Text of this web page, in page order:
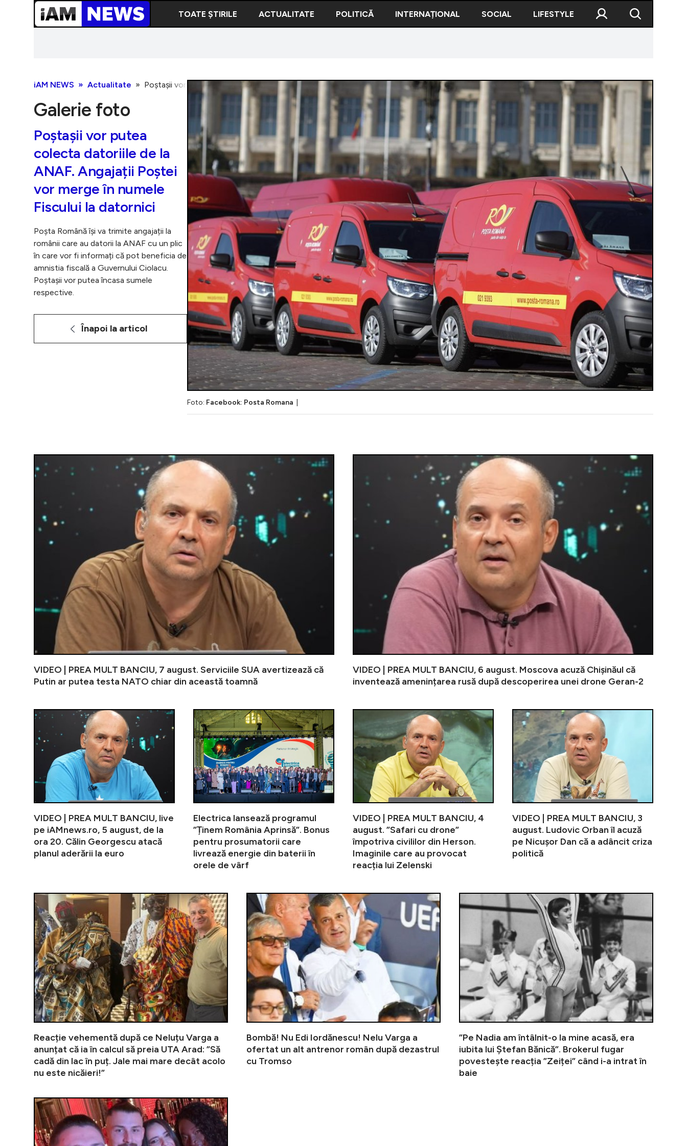
TOATE ȘTIRILE ACTUALITATE POLITICĂ INTERNAȚIONAL SOCIAL LIFESTYLE
iAM NEWS Actualitate Poștașii vor putea colecta datoriile de la ANAF. Angajații Poștei vor merge în numele Fiscului la datornici
Galerie foto
Poștașii vor putea
colecta datoriile de la
ANAF. Angajații Poștei
vor merge în numele
Fiscului la datornici
Poșta Română își va trimite angajații la
românii care au datorii la ANAF cu un plic
în care vor fi informați că pot beneficia de
amnistia fiscală a Guvernului Ciolacu.
Poștașii vor putea încasa sumele
respective.
Înapoi la articol
Foto: Facebook: Posta Romana
VIDEO | PREA MULT BANCIU, 7 august. Serviciile SUA avertizează că
Putin ar putea testa NATO chiar din această toamnă
VIDEO |
VIDEO | PREA MULT BANCIU, 6 august. Moscova acuză Chișinăul că
inventează amenințarea rusă după descoperirea unei drone Geran-2
VIDEO | PREA MULT BANCIU, live
pe iAMnews.ro, 5 august, de la
ora 20. Călin Georgescu atacă
planul aderării la euro
VIDEO | PREA MULT BANCIU, live pe iAMnews.ro, 5 august, de la ora 20. Călin Georgescu
Electrica lansează programul
”Ținem România Aprinsă”. Bonus
pentru prosumatorii care
livrează energie din baterii în
orele de vârf
Electrica lansează programul ”Ținem România
VIDEO | PREA MULT BANCIU, 4
august. ”Safari cu drone”
împotriva civililor din Herson.
Imaginile care au provocat
reacția lui Zelenski
VIDEO | PREA MULT BANCIU, 3
august. Ludovic Orban îl acuză
pe Nicușor Dan că a adâncit criza
politică
Reacție vehementă după ce Neluțu Varga a
anunțat că ia în calcul să preia UTA Arad: ”Să
cadă din lac în puț. Jale mai mare decât acolo
nu este nicăieri!”
Reacție vehementă după ce Neluțu Varga a anunțat că ia în
Bombă! Nu Edi Iordănescu! Nelu Varga a
ofertat un alt antrenor român după dezastrul
cu Tromso
”Pe Nadia am întâlnit-o la mine acasă, era
iubita lui Ștefan Bănică”. Brokerul fugar
povestește reacția ”Zeiței” când i-a intrat în
baie